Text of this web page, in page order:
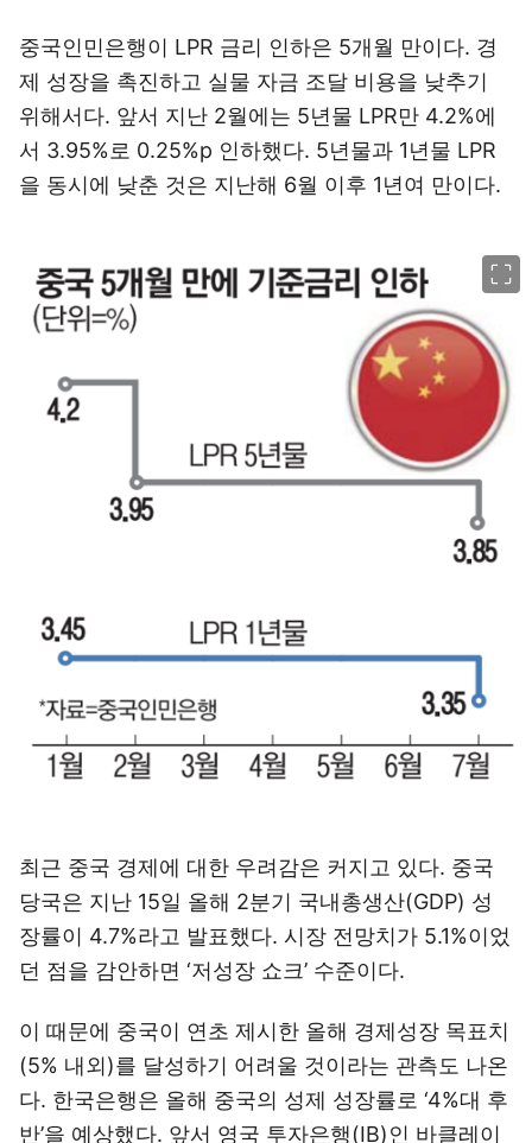
중국인민은행이 LPR 금리 인하은 5개월 만이다. 경
제 성장을 촉진하고 실물 자금 조달 비용을 낮추기
위해서다. 앞서 지난 2월에는 5년물 LPR만 4.2%에
서 3.95%로 0.25%p 인하했다. 5년물과 1년물 LPR
을 동시에 낮춘 것은 지난해 6월 이후 1년여 만이다.
최근 중국 경제에 대한 우려감은 커지고 있다. 중국
당국은 지난 15일 올해 2분기 국내총생산(GDP) 성
장률이 4.7%라고 발표했다. 시장 전망치가 5.1%이었
던 점을 감안하면 ‘저성장 쇼크’ 수준이다.
이 때문에 중국이 연초 제시한 올해 경제성장 목표치
(5% 내외)를 달성하기 어려울 것이라는 관측도 나온
다. 한국은행은 올해 중국의 성제 성장률로 ‘4%대 후
반’을 예상했다. 앞서 영국 투자은행(IB)인 바클레이